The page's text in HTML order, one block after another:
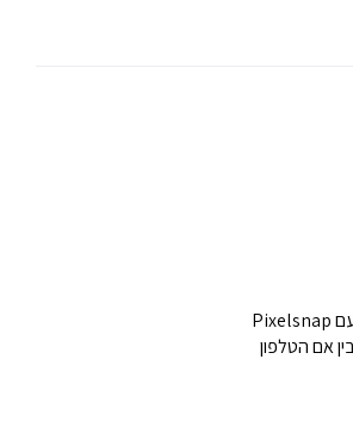
סדרת Thin Flex עם Pixelsnap
אם הטלפון